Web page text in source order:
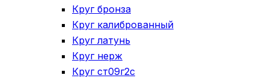
Круг бронза
Круг калиброванный
Круг латунь
Круг нерж
Круг ст09г2с